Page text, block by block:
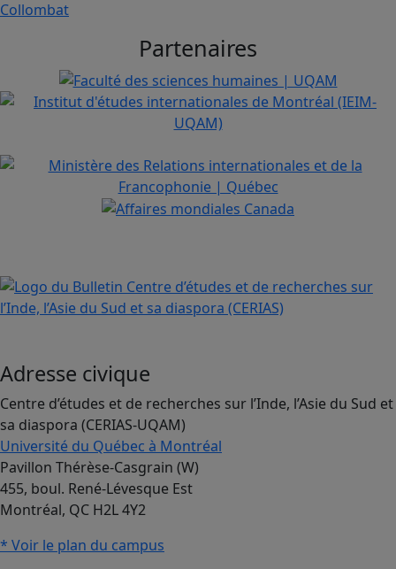
Collombat
Partenaires
Adresse civique
Centre d’études et de recherches sur l’Inde, l’Asie du Sud et
sa diaspora (CERIAS-UQAM)
Université du Québec à Montréal
Pavillon Thérèse-Casgrain (W)
455, boul. René-Lévesque Est
Montréal, QC H2L 4Y2
* Voir le plan du campus